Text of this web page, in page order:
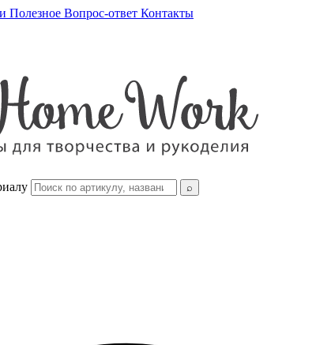
Полезное Вопрос-ответ Контакты
⌕